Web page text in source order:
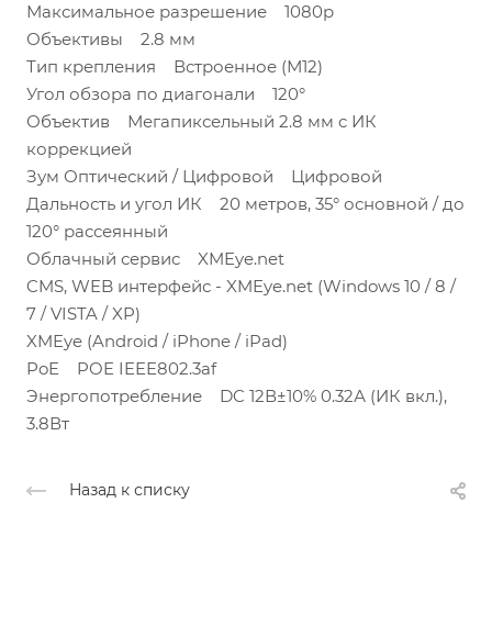
Максимальное разрешение 1080p
Объективы 2.8 мм
Тип крепления Встроенное (М12)
Угол обзора по диагонали 120°
Объектив Мегапиксельный 2.8 мм c ИК
коррекцией
Зум Оптический / Цифровой Цифровой
Дальность и угол ИК 20 метров, 35° основной / до
120° рассеянный
Облачный сервис XMEye.net
CMS, WEB интерфейс - XMEye.net (Windows 10 / 8 /
7 / VISTA / XP)
XMEye (Android / iPhone / iPad)
PoE POE IEEE802.3af
Энергопотребление DC 12В±10% 0.32А (ИК вкл.),
3.8Вт
Назад к списку